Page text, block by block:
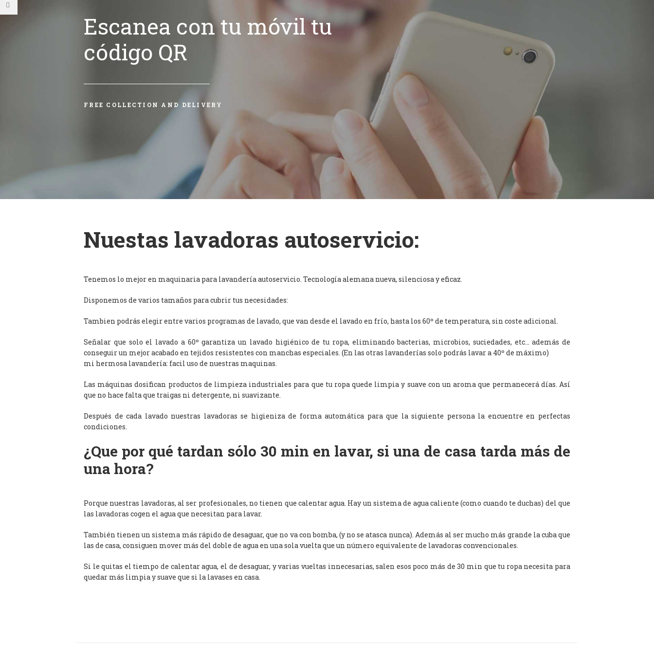
Escanea con tu móvil tu
código QR
FREE COLLECTION AND DELIVERY
Nuestas lavadoras autoservicio:
Tenemos lo mejor en maquinaria para lavandería autoservicio. Tecnología alemana nueva, silenciosa y eficaz.
Disponemos de varios tamaños para cubrir tus necesidades:
Tambien podrás elegir entre varios programas de lavado, que van desde el lavado en frío, hasta los 60º de temperatura, sin coste adicional.
Señalar que solo el lavado a 60º garantiza un lavado higiénico de tu ropa, eliminando bacterias, microbios, suciedades, etc… además de
conseguir un mejor acabado en tejidos resistentes con manchas especiales. (En las otras lavanderías solo podrás lavar a 40º de máximo)
mi hermosa lavandería: facil uso de nuestras maquinas.
Las máquinas dosifican productos de limpieza industriales para que tu ropa quede limpia y suave con un aroma que permanecerá días. Así
que no hace falta que traigas ni detergente, ni suavizante.
Después de cada lavado nuestras lavadoras se higieniza de forma automática para que la siguiente persona la encuentre en perfectas
condiciones.
¿Que por qué tardan sólo 30 min en lavar, si una de casa tarda más de
una hora?
Porque nuestras lavadoras, al ser profesionales, no tienen que calentar agua. Hay un sistema de agua caliente (como cuando te duchas) del que
las lavadoras cogen el agua que necesitan para lavar.
También tienen un sistema más rápido de desaguar, que no va con bomba, (y no se atasca nunca). Además al ser mucho más grande la cuba que
las de casa, consiguen mover más del doble de agua en una sola vuelta que un número equivalente de lavadoras convencionales.
Si le quitas el tiempo de calentar agua, el de desaguar, y varias vueltas innecesarias, salen esos poco más de 30 min que tu ropa necesita para
quedar más limpia y suave que si la lavases en casa.